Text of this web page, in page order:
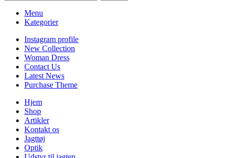
Menu
Kategorier
Instagram profile
New Collection
Woman Dress
Contact Us
Latest News
Purchase Theme
Hjem
Shop
Artikler
Kontakt os
Jagttøj
Optik